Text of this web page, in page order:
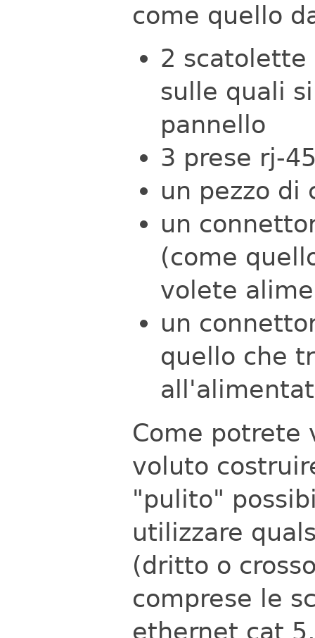
come quello
2
sulle quali
pannello
3 prese rj-
un pezzo di
un
(come
volete
un
quello che
Come potrete
voluto
"pulito"
utilizzare
(dritto o
comprese le
ethernet cat